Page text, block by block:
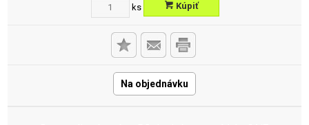
ks Kúpiť
Na objednávku